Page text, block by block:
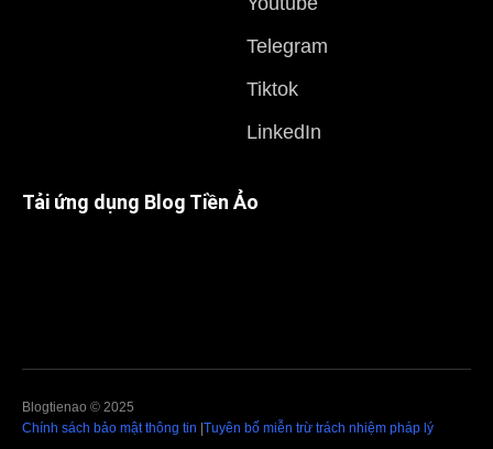
Telegram
Tiktok
LinkedIn
Tải ứng dụng Blog Tiền Ảo
Blogtienao © 2025
Chính sách bảo mật thông tin |Tuyên bố miễn trừ trách nhiệm pháp lý